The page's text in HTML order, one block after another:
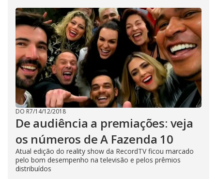
DO R7/14/12/2018
De audiência a premiações: veja
os números de A Fazenda 10
Atual edição do reality show da RecordTV ficou marcado
pelo bom desempenho na televisão e pelos prêmios
distribuídos